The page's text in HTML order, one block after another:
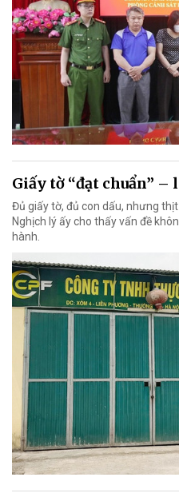
Giấy tờ “đạt chuẩn” –
Đủ giấy tờ, đủ con dấu, nhưng
Nghịch lý ấy cho thấy vấn đề
hành.